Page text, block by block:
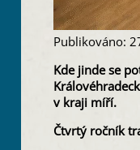
Publikováno:
Kde jinde se
v kraji míří.
Čtvrtý ročník